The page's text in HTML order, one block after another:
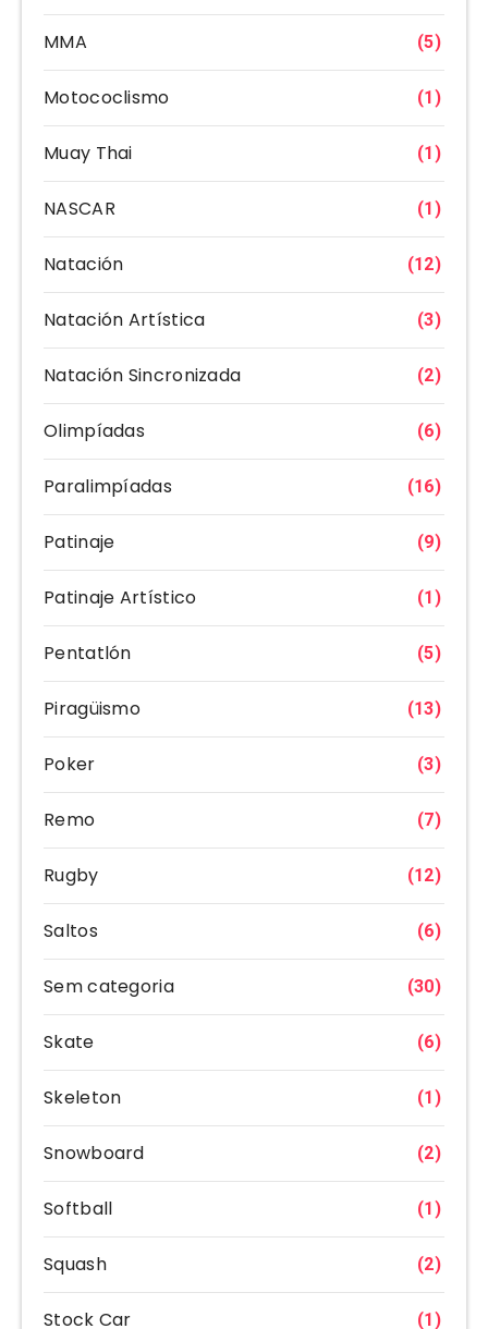
MMA (5)
Motococlismo (1)
Muay Thai (1)
NASCAR (1)
Natación (12)
Natación Artística (3)
Natación Sincronizada (2)
Olimpíadas (6)
Paralimpíadas (16)
Patinaje (9)
Patinaje Artístico (1)
Pentatlón (5)
Piragüismo (13)
Poker (3)
Remo (7)
Rugby (12)
Saltos (6)
Sem categoria (30)
Skate (6)
Skeleton (1)
Snowboard (2)
Softball (1)
Squash (2)
Stock Car (1)